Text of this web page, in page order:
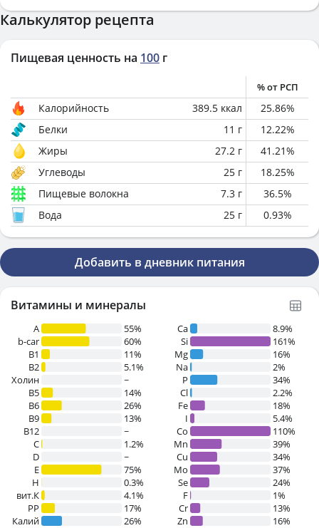
Калькулятор рецепта
Пищевая ценность на 100 г
% от РСП
Калорийность 389.5 ккал 25.86%
Белки
11 г 12.22%
Жиры
27.2 г 41.21%
Углеводы
25 г 18.25%
Пищевые волокна
7.3 г 36.5%
Вода
25 г 0.93%
Добавить в дневник питания
Витамины и минералы
A
55%
b-car
60%
В1
11%
B2
5.1%
Холин
~
B5
14%
B6
26%
B9
13%
B12
~
C
1.2%
D
~
E
75%
H
0.3%
вит.К
4.1%
PP
17%
Калий
26%
Ca
8.9%
Si
161%
Mg
16%
Na
2%
P
34%
Cl
2.2%
Fe
18%
I
5.4%
Co
110%
Mn
39%
Cu
34%
Mo
37%
Se
24%
F
1%
Cr
13%
Zn
16%